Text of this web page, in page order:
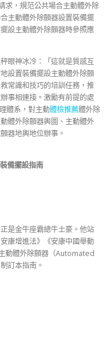
，規范公共場合主動體外除
主動體外除顫器設置裝備擺
設主動體外除顫器時參照應
眼神冰冷：「這就是質感互
設置裝備擺設主動體外除顫
常識和技巧的培訓任務，推
事相連接。激勵有前提的處
體系，對主動體檢推薦體外除
體外除顫器輿圖、主動體外
器地輿地位辦事。
備擺設指南
是金牛座霸總牛土豪。他站
康增進法》《安康中國舉動
動體外除顫器（Automated
訂本指南。